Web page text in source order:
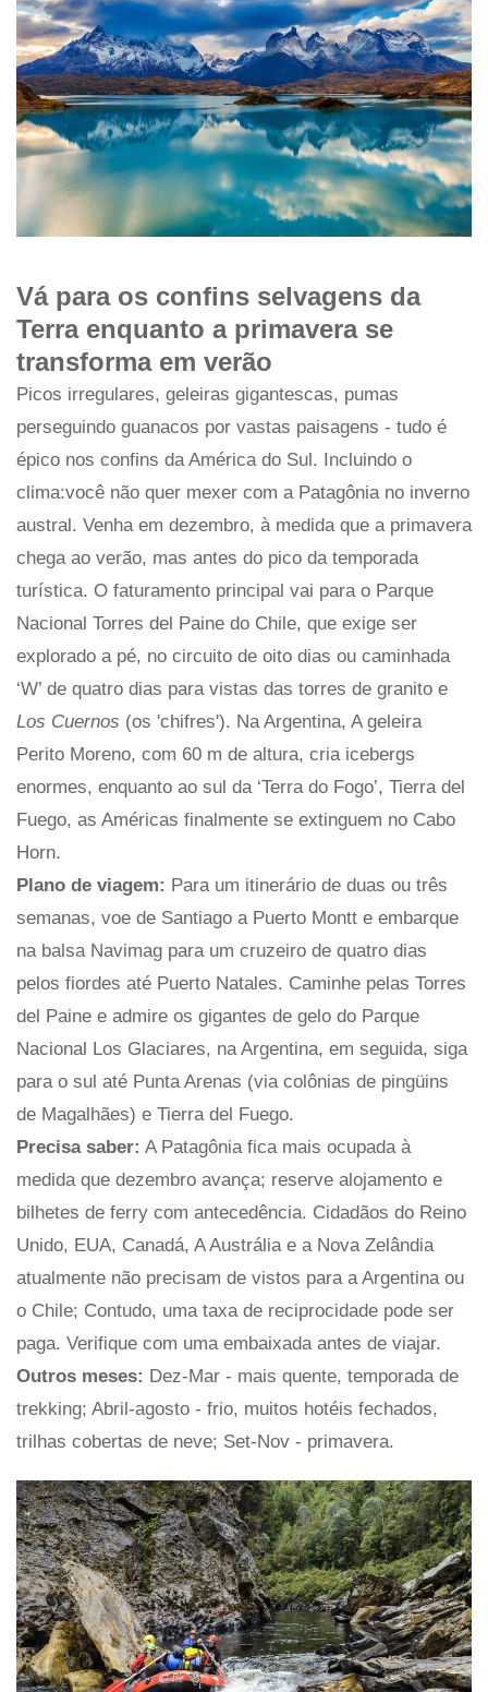
Vá para os confins selvagens da
Terra enquanto a primavera se
transforma em verão
Picos irregulares, geleiras gigantescas, pumas
perseguindo guanacos por vastas paisagens - tudo é
épico nos confins da América do Sul. Incluindo o
clima:você não quer mexer com a Patagônia no inverno
austral. Venha em dezembro, à medida que a primavera
chega ao verão, mas antes do pico da temporada
turística. O faturamento principal vai para o Parque
Nacional Torres del Paine do Chile, que exige ser
explorado a pé, no circuito de oito dias ou caminhada
‘W’ de quatro dias para vistas das torres de granito e
Los Cuernos (os 'chifres'). Na Argentina, A geleira
Perito Moreno, com 60 m de altura, cria icebergs
enormes, enquanto ao sul da ‘Terra do Fogo’, Tierra del
Fuego, as Américas finalmente se extinguem no Cabo
Horn.
Plano de viagem: Para um itinerário de duas ou três
semanas, voe de Santiago a Puerto Montt e embarque
na balsa Navimag para um cruzeiro de quatro dias
pelos fiordes até Puerto Natales. Caminhe pelas Torres
del Paine e admire os gigantes de gelo do Parque
Nacional Los Glaciares, na Argentina, em seguida, siga
para o sul até Punta Arenas (via colônias de pingüins
de Magalhães) e Tierra del Fuego.
Precisa saber: A Patagônia fica mais ocupada à
medida que dezembro avança; reserve alojamento e
bilhetes de ferry com antecedência. Cidadãos do Reino
Unido, EUA, Canadá, A Austrália e a Nova Zelândia
atualmente não precisam de vistos para a Argentina ou
o Chile; Contudo, uma taxa de reciprocidade pode ser
paga. Verifique com uma embaixada antes de viajar.
Outros meses: Dez-Mar - mais quente, temporada de
trekking; Abril-agosto - frio, muitos hotéis fechados,
trilhas cobertas de neve; Set-Nov - primavera.